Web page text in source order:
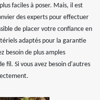
faciles à poser. Mais, il est
des experts pour effectuer
de placer votre confiance en
adaptés pour la garantie
besoin de plus amples
fil. Si vous avez besoin d'autres